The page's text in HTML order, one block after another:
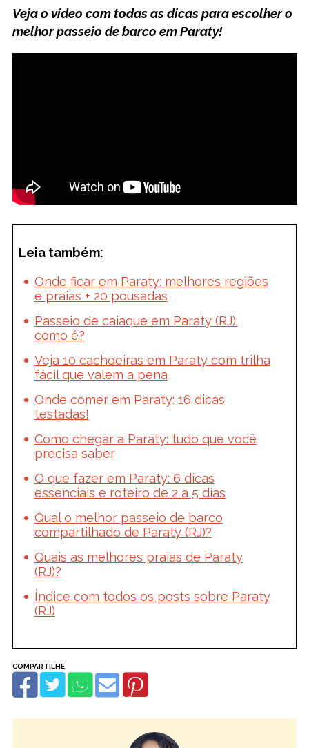
Veja o vídeo com todas as dicas para escolher o
melhor passeio de barco em Paraty!
Leia também:
Onde ficar em Paraty: melhores regiões
e praias + 20 pousadas
Passeio de caiaque em Paraty (RJ):
como é?
Veja 10 cachoeiras em Paraty com trilha
fácil que valem a pena
Onde comer em Paraty: 16 dicas
testadas!
Como chegar a Paraty: tudo que você
precisa saber
O que fazer em Paraty: 6 dicas
essenciais e roteiro de 2 a 5 dias
Qual o melhor passeio de barco
compartilhado de Paraty (RJ)?
Quais as melhores praias de Paraty
(RJ)?
Índice com todos os posts sobre Paraty
(RJ)